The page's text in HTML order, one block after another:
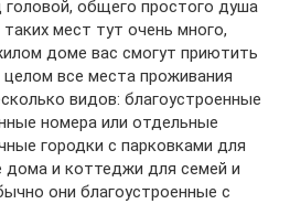
общего простого душа
мест тут очень много,
доме вас смогут приютить
все места проживания
видов: благоустроенные
номера или отдельные
городки с парковками для
дома и коттеджи для семей и
они благоустроенные с